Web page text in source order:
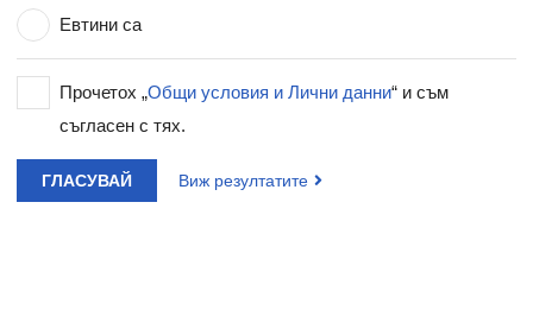
Евтини са
Прочетох „Общи условия и Лични данни“ и съм
съгласен с тях.
ГЛАСУВАЙ Виж резултатите